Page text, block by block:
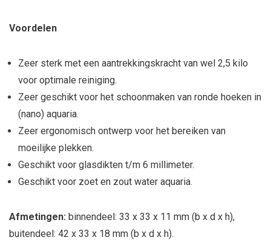
Voordelen
Zeer sterk met een aantrekkingskracht van wel 2,5 kilo
voor optimale reiniging.
Zeer geschikt voor het schoonmaken van ronde hoeken in
(nano) aquaria.
Zeer ergonomisch ontwerp voor het bereiken van
moeilijke plekken.
Geschikt voor glasdikten t/m 6 millimeter.
Geschikt voor zoet en zout water aquaria.
Afmetingen: binnendeel: 33 x 33 x 11 mm (b x d x h),
buitendeel: 42 x 33 x 18 mm (b x d x h).